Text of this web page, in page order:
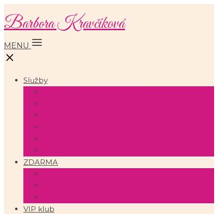
Barbora Kravčíková
MENU
Služby
ZDARMA
VIP klub